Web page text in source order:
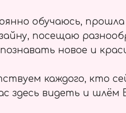
обучаюсь,
посещаю
новое и
каждого, кто
здесь видеть и шлём